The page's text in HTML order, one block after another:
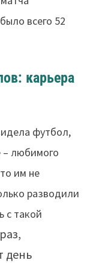
всего 52
карьера
футбол,
– любимого
им не
разводили
с такой
день